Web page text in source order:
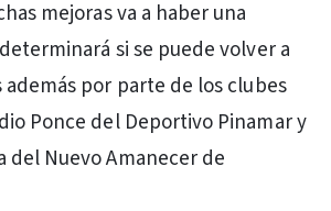
mejoras va a haber una
si se puede volver a
además por parte de los clubes
Ponce del Deportivo Pinamar y
del Nuevo Amanecer de